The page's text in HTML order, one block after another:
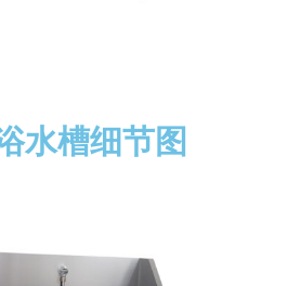
水槽细节图